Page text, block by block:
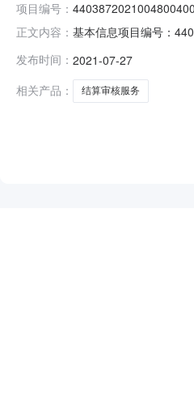
项目编号：
正文内容： 基本信息项目编号：
包招标方式：公开招标
发布时间： 2021-07-27
相关产品：
结算审核服务